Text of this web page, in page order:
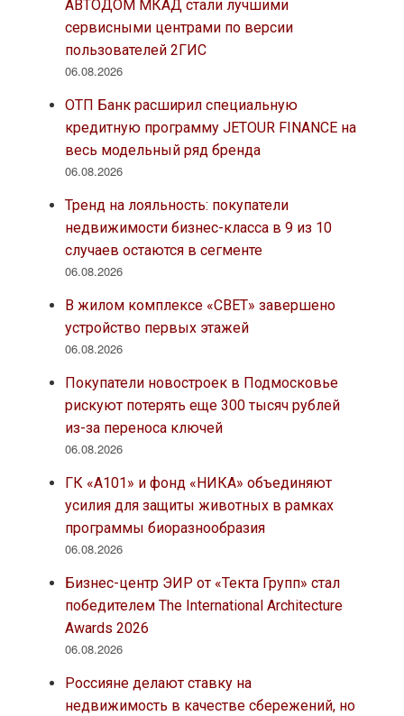
АВТОДОМ МКАД стали лучшими
сервисными центрами по версии
пользователей 2ГИС
06.08.2026
ОТП Банк расширил специальную
кредитную программу JETOUR FINANCE на
весь модельный ряд бренда
06.08.2026
Тренд на лояльность: покупатели
недвижимости бизнес-класса в 9 из 10
случаев остаются в сегменте
06.08.2026
В жилом комплексе «СВЕТ» завершено
устройство первых этажей
06.08.2026
Покупатели новостроек в Подмосковье
рискуют потерять еще 300 тысяч рублей
из-за переноса ключей
06.08.2026
ГК «А101» и фонд «НИКА» объединяют
усилия для защиты животных в рамках
программы биоразнообразия
06.08.2026
Бизнес-центр ЭИР от «Текта Групп» стал
победителем The International Architecture
Awards 2026
06.08.2026
Россияне делают ставку на
недвижимость в качестве сбережений, но